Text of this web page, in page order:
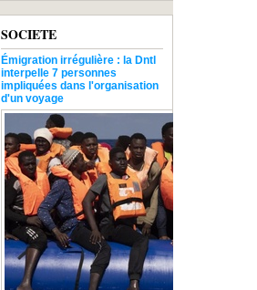
SOCIETE
Émigration irrégulière : la Dntl
interpelle 7 personnes
impliquées dans l'organisation
d'un voyage